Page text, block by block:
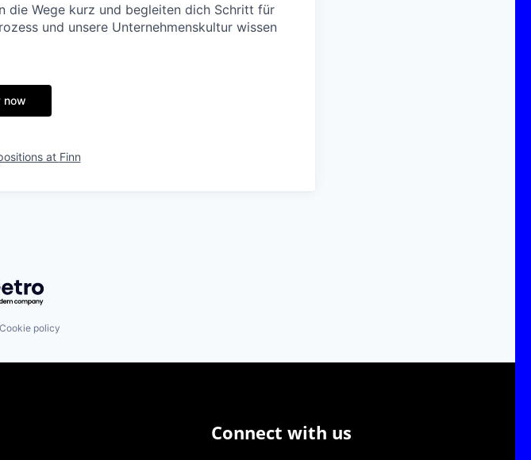
die Wege kurz und begleiten dich Schritt für
und unsere Unternehmenskultur wissen
now
at Finn
by Getro.com
Cookie policy
Connect with us